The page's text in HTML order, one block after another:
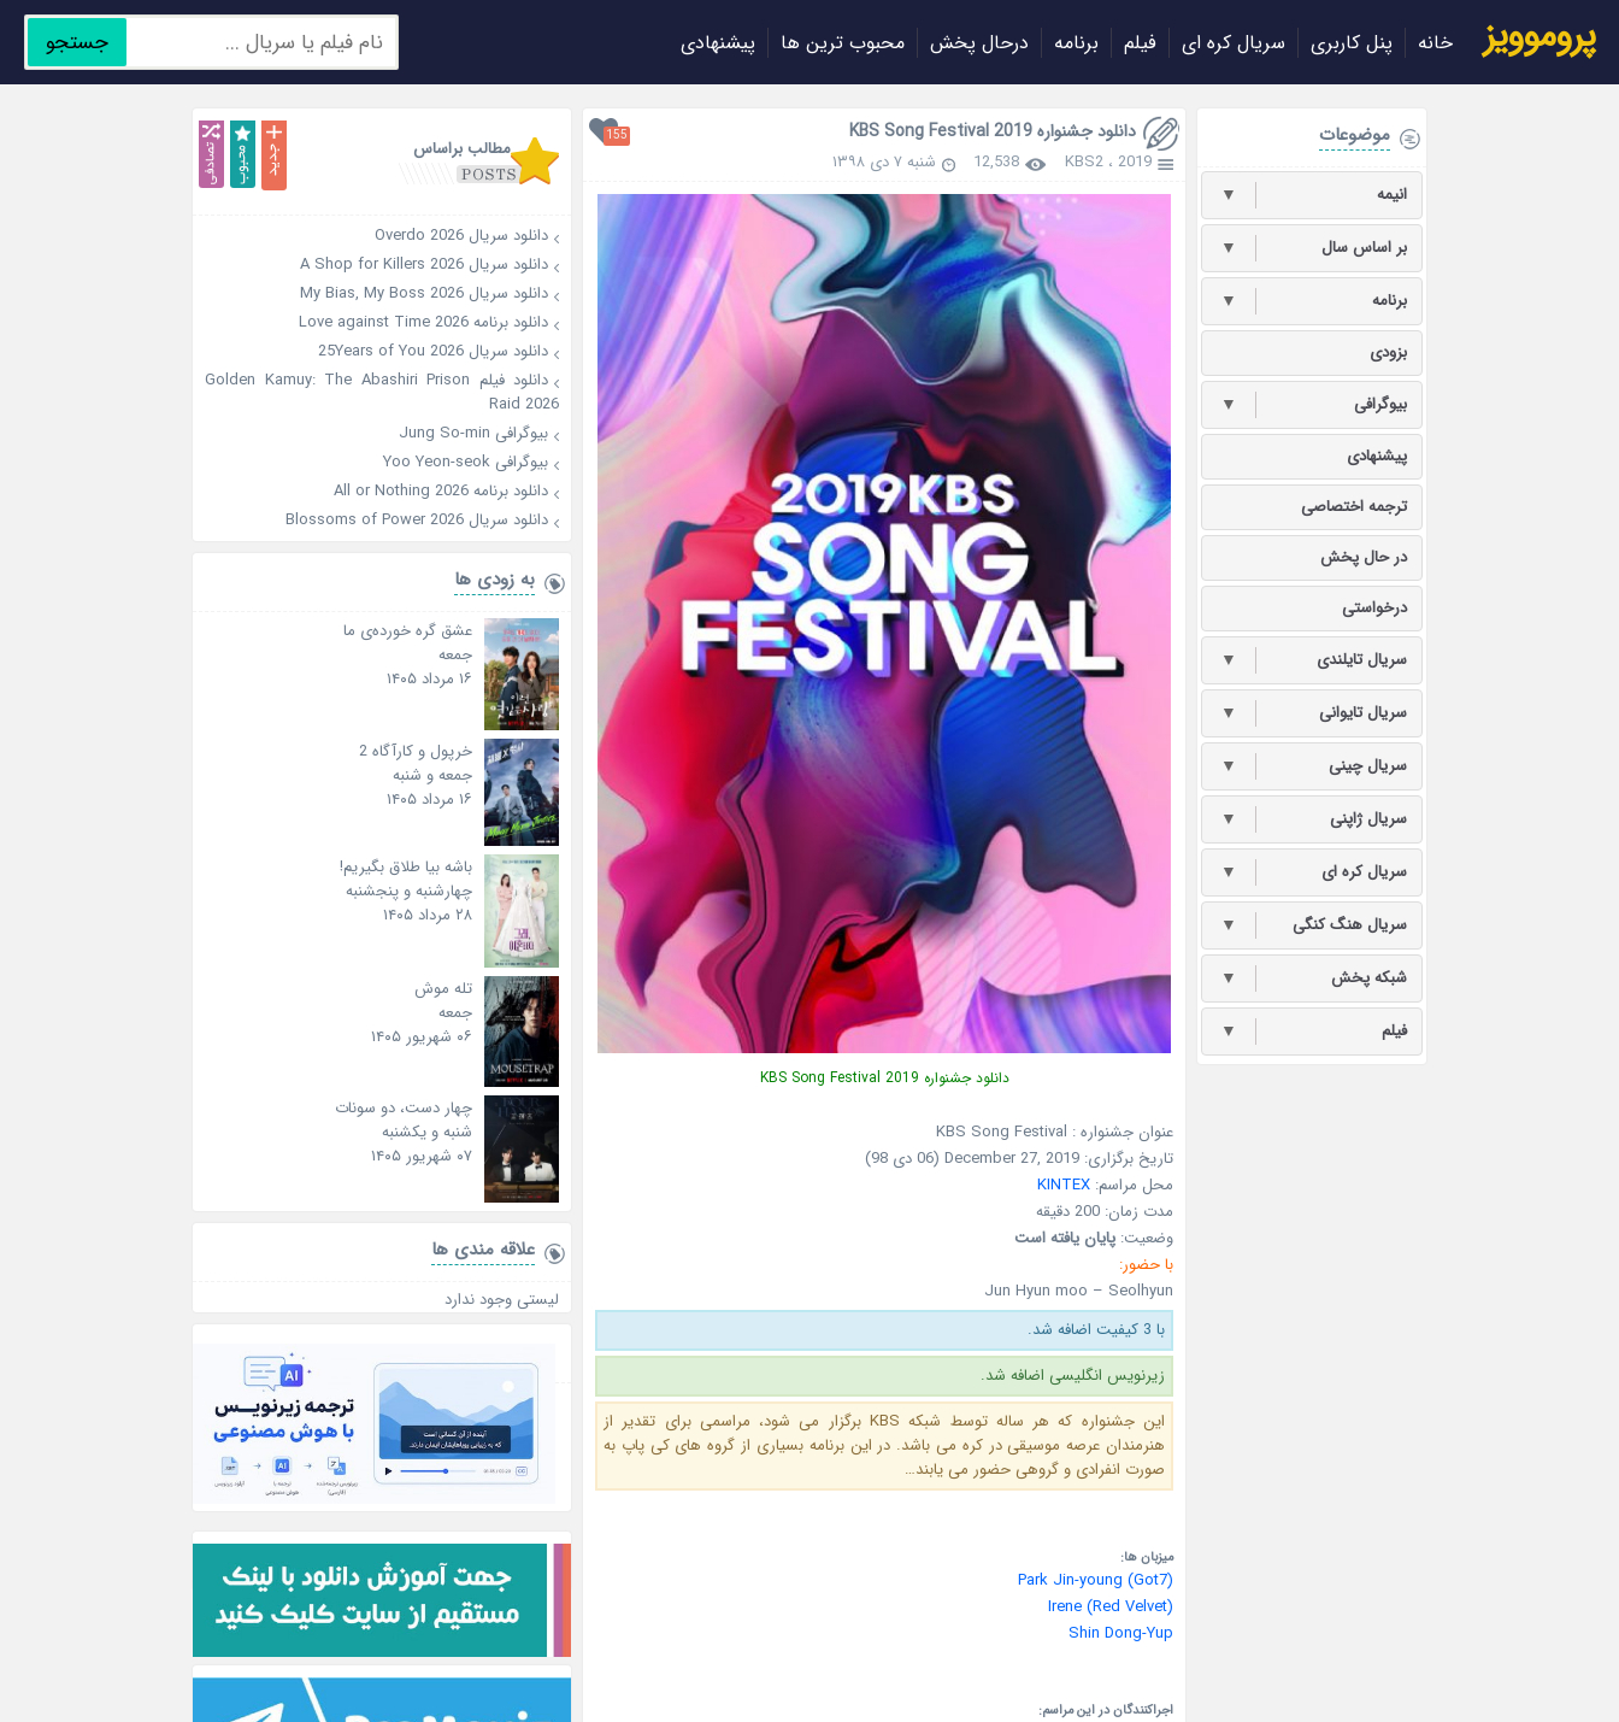
پروموویز خانه پنل کاربری سریال کره ای فیلم برنامه درحال پخش محبوب ترین ها پیشنهادی جستجو
دانلود جشنواره KBS Song Festival 2019 155
2019 ، KBS2
12,538 شنبه ۷ دی ۱۳۹۸
دانلود جشنواره KBS Song Festival 2019
عنوان جشنواره : KBS Song Festival
تاریخ برگزاری: December 27, 2019 (06 دی 98)
محل مراسم: KINTEX
مدت زمان: 200 دقیقه
وضعیت: پایان یافته است
با حضور:
Jun Hyun moo – Seolhyun
با 3 کیفیت اضافه شد.
زیرنویس انگلیسی اضافه شد.
این جشنواره که هر ساله توسط شبکه KBS برگزار می شود، مراسمی برای تقدیر از
هنرمندان عرصه موسیقی در کره می باشد. در این برنامه بسیاری از گروه های کی پاپ به
صورت انفرادی و گروهی حضور می یابند…
میزبان ها:
Park Jin-young (Got7)
Irene (Red Velvet)
Shin Dong-Yup
اجراکنندگان در این مراسم:
موضوعات
انیمه ▼
بر اساس سال ▼
برنامه ▼
بزودی
بیوگرافی ▼
پیشنهادی
ترجمه اختصاصی
در حال پخش
درخواستی
سریال تایلندی ▼
سریال تایوانی ▼
سریال چینی ▼
سریال ژاپنی ▼
سریال کره ای ▼
سریال هنگ کنگی ▼
شبکه پخش ▼
فیلم ▼
مطالب براساس
دانلود سریال Overdo 2026
دانلود سریال A Shop for Killers 2026
دانلود سریال My Bias, My Boss 2026
دانلود برنامه Love against Time 2026
دانلود سریال 25Years of You 2026
دانلود فیلم Golden Kamuy: The Abashiri Prison
Raid 2026
بیوگرافی Jung So-min
بیوگرافی Yoo Yeon-seok
دانلود برنامه All or Nothing 2026
دانلود سریال Blossoms of Power 2026
به زودی ها
عشق گره خورده‌ی ما
جمعه
۱۶ مرداد ۱۴۰۵
خرپول و کارآگاه 2
جمعه و شنبه
۱۶ مرداد ۱۴۰۵
باشه بیا طلاق بگیریم!
چهارشنبه و پنجشنبه
۲۸ مرداد ۱۴۰۵
تله موش
جمعه
۰۶ شهریور ۱۴۰۵
چهار دست، دو سونات
شنبه و یکشنبه
۰۷ شهریور ۱۴۰۵
علاقه‌ مندی ها
لیستی وجود ندارد